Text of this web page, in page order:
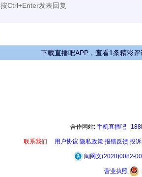
按Ctrl+Enter发表回复
下载直播吧APP，查看1条精彩评
合作网站: 手机直播吧
联系我们 用户协议 隐私政策 报错反馈 投
闽网文(2020)0082-
营业执照